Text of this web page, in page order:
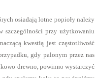
osiadają lotne popioły należy
szczególności przy użytkowaniu
kwestią jest częstotliwość
gdy palonym przez nas
drewno, powinno wystarczyć